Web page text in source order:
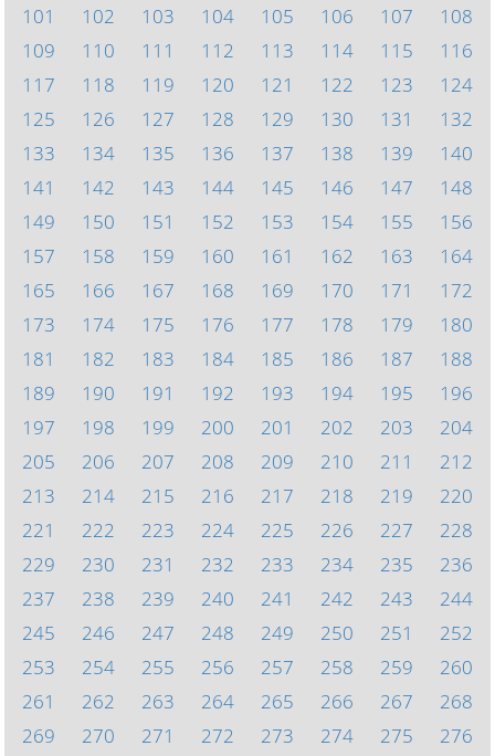
101
102 103 104 105 106 107
108
109
110 111 112 113 114 115
116
117
118 119 120 121 122 123
124
125
126 127 128 129 130 131
132
133
134 135 136 137 138 139
140
141
142 143 144 145 146 147
148
149
150 151 152 153 154 155
156
157
158 159 160 161 162 163
164
165
166 167 168 169 170 171
172
173
174 175 176 177 178 179
180
181
182 183 184 185 186 187
188
189
190 191 192 193 194 195
196
197
198 199 200 201 202 203
204
205
206 207 208 209 210 211
212
213
214 215 216 217 218 219
220
221
222 223 224 225 226 227
228
229
230 231 232 233 234 235
236
237
238 239 240 241 242 243
244
245
246 247 248 249 250 251
252
253
254 255 256 257 258 259
260
261
262 263 264 265 266 267
268
269
270 271 272 273 274 275
276